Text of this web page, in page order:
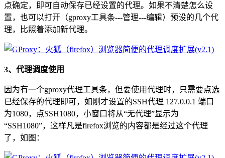
点确定，即可自动保存已经设置的代理。如果不清楚怎么设
置，也可以打开（gproxy工具条---管理---编辑）预设的几个代
理，比照着添加新代理。
3、代理调度使用
因为有一个gproxy代理工具条，但要使用代理时，只需要点选
已经保存的代理即可，如刚才设置的SSH代理 127.0.0.1 端口
为1080，点SSH1080，小窗口将从“无代理”显示为
“SSH1080”，这样凡是firefox浏览的内容都是经过这个代理
了，如图：